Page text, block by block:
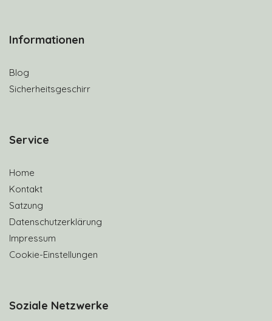
Informationen
Blog
Sicherheitsgeschirr
Service
Home
Kontakt
Satzung
Datenschutzerklärung
Impressum
Cookie-Einstellungen
Soziale Netzwerke